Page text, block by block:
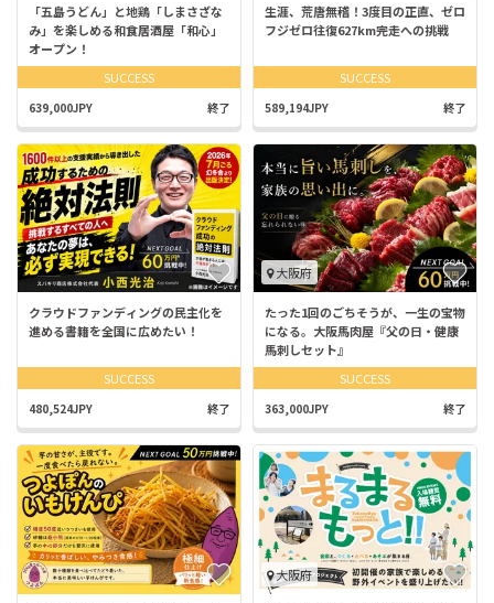
「五島うどん」と地鶏「しまさざな
み」を楽しめる和食居酒屋「和心」
オープン！
SUCCESS
639,000JPY 終了
生涯、荒唐無稽！3度目の正直、ゼロ
フジゼロ往復627km完走への挑戦
SUCCESS
589,194JPY 終了
クラウドファンディングの民主化を
進める書籍を全国に広めたい！
SUCCESS
480,524JPY 終了
大阪府
たった1回のごちそうが、一生の宝物
になる。大阪馬肉屋『父の日・健康
馬刺しセット』
SUCCESS
363,000JPY 終了
大阪府